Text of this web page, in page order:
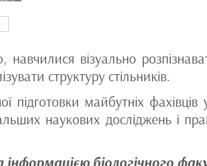
візуально
структуру стільників.
майбутніх фахівців
наукових досліджень і
біологічного